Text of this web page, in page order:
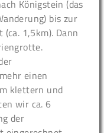
Königstein (das
bis zur
1,5km). Dann
einen
klettern und
wir ca. 6
der